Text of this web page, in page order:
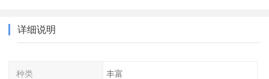
详细说明
种类 丰富